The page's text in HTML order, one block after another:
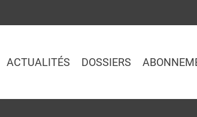
ACTUALITÉS DOSSIERS